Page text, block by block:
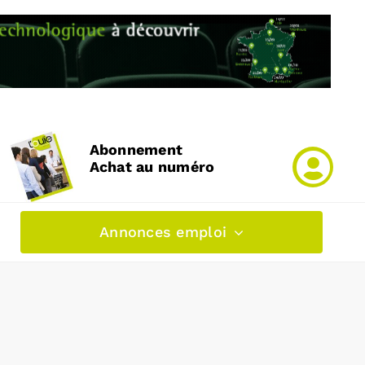
Abonnement
Achat au numéro
Annonces emploi